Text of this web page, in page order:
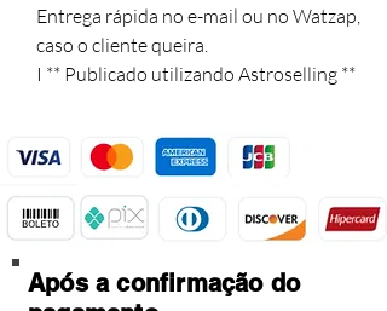
Entrega rápida no e-mail ou no Watzap,
caso o cliente queira.
I ** Publicado utilizando Astroselling **
Após a confirmação do